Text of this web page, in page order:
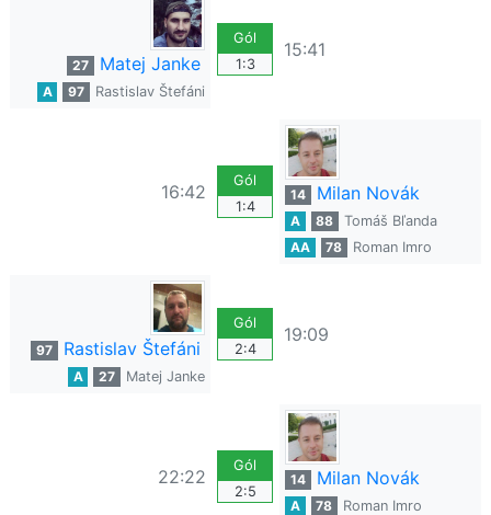
27 Matej Janke
A 97 Rastislav Štefáni
Gól
1:3
15:41
16:42
Gól
1:4
14 Milan Novák
A 88
Tomáš Bľanda
AA
78 Roman Imro
97 Rastislav Štefáni
A 27 Matej Janke
Gól
2:4
19:09
22:22
Gól
2:5
14 Milan Novák
A 78
Roman Imro